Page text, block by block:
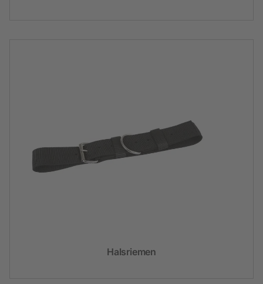
Halsriemen